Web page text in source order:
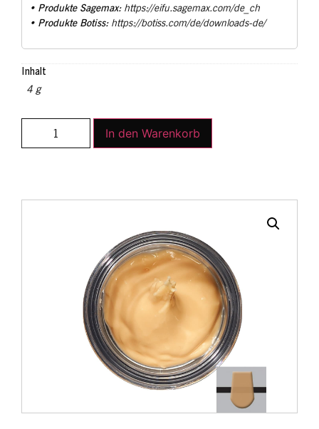
• Produkte Sagemax: https://eifu.sagemax.com/de_ch
• Produkte Botiss: https://botiss.com/de/downloads-de/
Inhalt
4 g
In den Warenkorb